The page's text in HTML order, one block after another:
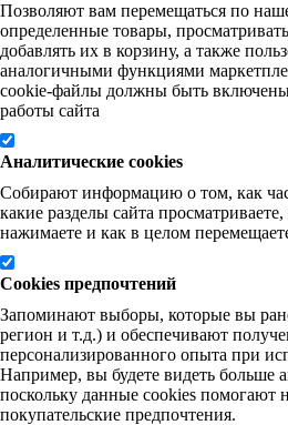
Позволяют вам перемещаться по
определенные товары,
добавлять их в корзину, а также
аналогичными функциями
cookie-файлы должны быть включены
работы сайта
Аналитические cookies
Собирают информацию о том, как
какие разделы сайта
нажимаете и как в целом
Cookies предпочтений
Запоминают выборы, которые вы
регион и т.д.) и обеспечивают
персонализированного опыта при
Например, вы будете видеть больше
поскольку данные cookies помогают
покупательские предпочтения.